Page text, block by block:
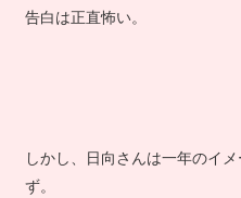
告白は正直怖い。
しかし、日向さんは一年のイ
ず。